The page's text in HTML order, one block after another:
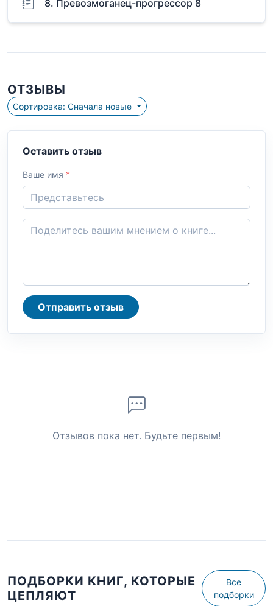
8. Превозмоганец-прогрессор 8
ОТЗЫВЫ
Сортировка: Сначала новые
Оставить отзыв
Ваше имя *
Отправить отзыв
Отзывов пока нет. Будьте первым!
ПОДБОРКИ КНИГ, КОТОРЫЕ
ЦЕПЛЯЮТ
Все
подборки